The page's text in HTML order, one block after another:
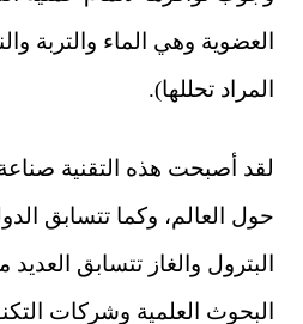
العضوية وهي الماء والتربة
المراد تحللها).
لقد أصبحت هذه التقنية
حول العالم، وكما تتسابق
البترول والغاز تتسابق
البحوث العلمية وشركات